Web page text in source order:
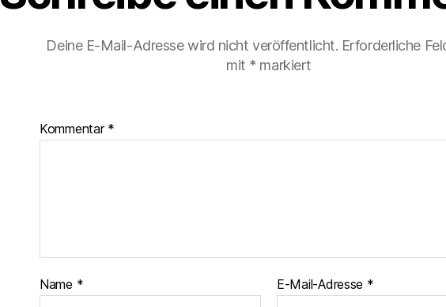
Deine E-Mail-Adresse wird nicht veröffentlicht. Erforderliche
mit * markiert
Kommentar *
Name * E-Mail-Adresse *